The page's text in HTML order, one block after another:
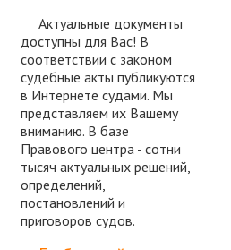
Актуальные документы
доступны для Вас! В
соответствии с законом
судебные акты публикуются
в Интернете судами. Мы
представляем их Вашему
вниманию. В базе
Правового центра - сотни
тысяч актуальных решений,
определений,
постановлений и
приговоров судов.